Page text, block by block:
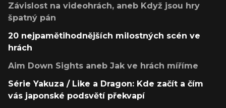
Závislost na videohrách, aneb Když jsou hry
špatný pán
20 nejpamětihodnějších milostných scén ve
hrách
Aim Down Sights aneb Jak ve hrách míříme
Série Yakuza / Like a Dragon: Kde začít a čím
vás japonské podsvětí překvapí